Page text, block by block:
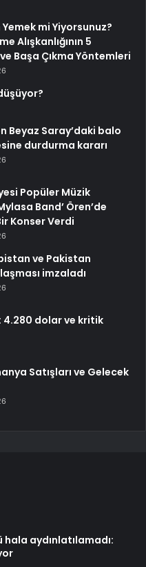
mi Yiyorsunuz?
Alışkanlığının 5
Başa Çıkma Yöntemleri
Beyaz Saray’daki balo
durdurma kararı
Popüler Müzik
Band’ Ören’de
Konser Verdi
ve Pakistan
imzaladı
4.280 dolar ve kritik
Satışları ve Gelecek
aydınlatılamadı: